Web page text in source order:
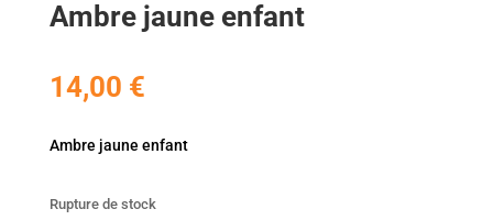
Ambre jaune enfant
14,00 €
Ambre jaune enfant
Rupture de stock